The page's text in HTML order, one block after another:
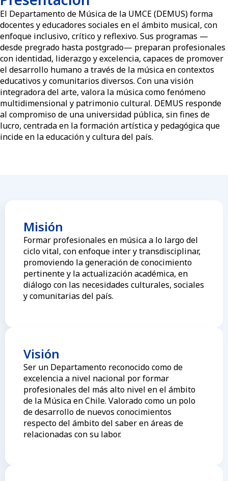
El Departamento de Música de la UMCE (DEMUS) forma
docentes y educadores sociales en el ámbito musical, con
enfoque inclusivo, crítico y reflexivo. Sus programas —
desde pregrado hasta postgrado— preparan profesionales
con identidad, liderazgo y excelencia, capaces de promover
el desarrollo humano a través de la música en contextos
educativos y comunitarios diversos. Con una visión
integradora del arte, valora la música como fenómeno
multidimensional y patrimonio cultural. DEMUS responde
al compromiso de una universidad pública, sin fines de
lucro, centrada en la formación artística y pedagógica que
incide en la educación y cultura del país.
Misión
Formar profesionales en música a lo largo del
ciclo vital, con enfoque inter y transdisciplinar,
promoviendo la generación de conocimiento
pertinente y la actualización académica, en
diálogo con las necesidades culturales, sociales
y comunitarias del país.
Visión
Ser un Departamento reconocido como de
excelencia a nivel nacional por formar
profesionales del más alto nivel en el ámbito
de la Música en Chile. Valorado como un polo
de desarrollo de nuevos conocimientos
respecto del ámbito del saber en áreas de
relacionadas con su labor.